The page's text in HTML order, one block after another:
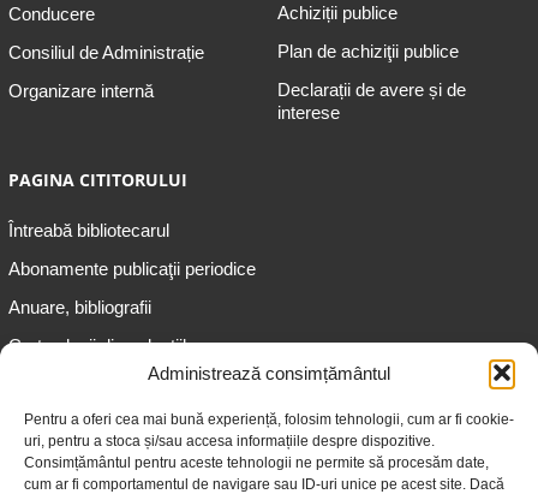
Administrează consimțământul
Pentru a oferi cea mai bună experiență, folosim tehnologii, cum ar fi cookie-
uri, pentru a stoca și/sau accesa informațiile despre dispozitive.
Consimțământul pentru aceste tehnologii ne permite să procesăm date,
cum ar fi comportamentul de navigare sau ID-uri unice pe acest site. Dacă
Conducere
Consiliul de Administrație
Organizare internă
Achiziții publice
Plan de achiziţii publice
Declarații de avere și de
interese
PAGINA CITITORULUI
Întreabă bibliotecarul
Abonamente publicaţii periodice
Anuare, bibliografii
Cartea lunii din colecțiile
Informații pentru adolescenți
Informații pentru adulți